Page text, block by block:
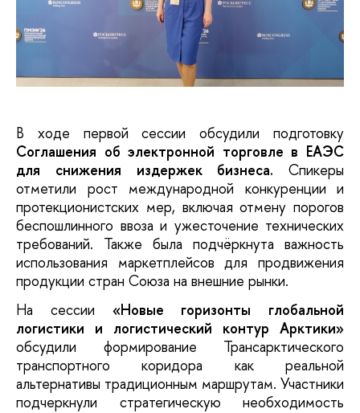
В ходе первой сессии обсудили подготовку
Соглашения об электронной торговле в ЕАЭС
для снижения издержек бизнеса. Спикеры
отметили рост международной конкуренции и
протекционистских мер, включая отмену порогов
беспошлинного ввоза и ужесточение технических
требований. Также была подчёркнута важность
использования маркетплейсов для продвижения
продукции стран Союза на внешние рынки.
На сессии «Новые горизонты глобальной
логистики и логистический контур Арктики»
обсудили формирование Трансарктического
транспортного коридора как реальной
альтернативы традиционным маршрутам. Участники
подчеркнули стратегическую необходимость